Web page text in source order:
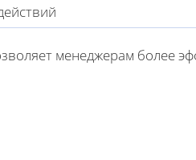
менеджерам более